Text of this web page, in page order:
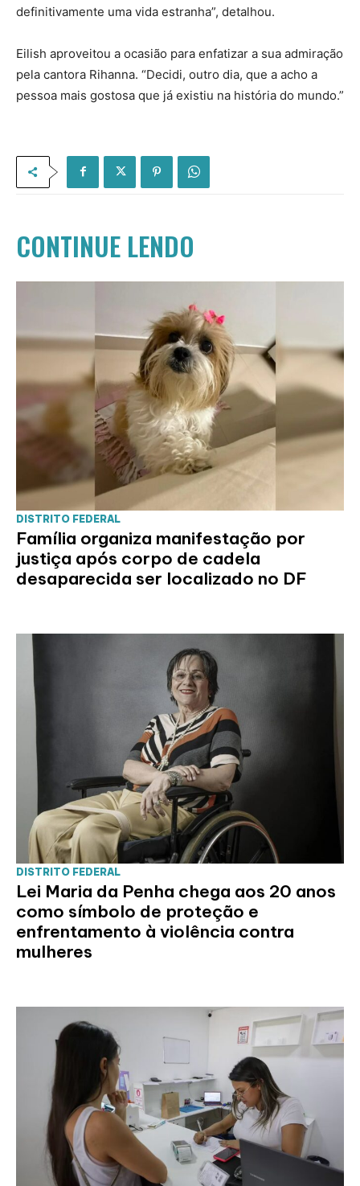
definitivamente uma vida estranha”, detalhou.
Eilish aproveitou a ocasião para enfatizar a sua admiração
pela cantora Rihanna. “Decidi, outro dia, que a acho a
pessoa mais gostosa que já existiu na história do mundo.”
CONTINUE LENDO
DISTRITO FEDERAL
Família organiza manifestação por
justiça após corpo de cadela
desaparecida ser localizado no DF
DISTRITO FEDERAL
Lei Maria da Penha chega aos 20 anos
como símbolo de proteção e
enfrentamento à violência contra
mulheres